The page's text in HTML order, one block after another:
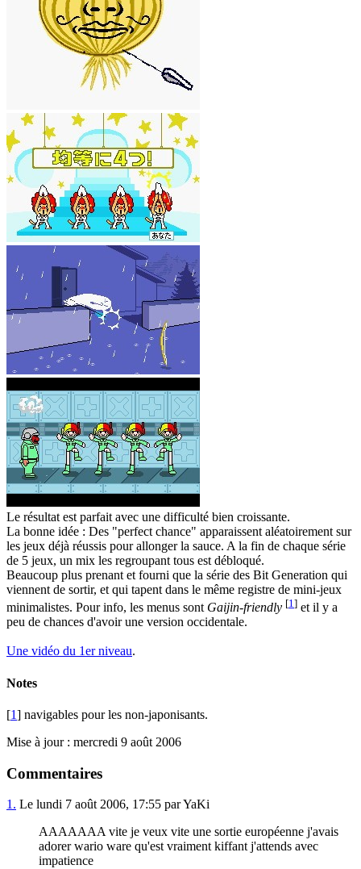
Le résultat est parfait avec une difficulté bien croissante.
La bonne idée : Des "perfect chance" apparaissent aléatoirement sur
les jeux déjà réussis pour allonger la sauce. A la fin de chaque série
de 5 jeux, un mix les regroupant tous est débloqué.
Beaucoup plus prenant et fourni que la série des Bit Generation qui
viennent de sortir, et qui tapent dans le même registre de mini-jeux
minimalistes. Pour info, les menus sont Gaijin-friendly [1] et il y a
peu de chances d'avoir une version occidentale.
Une vidéo du 1er niveau.
Notes
[1] navigables pour les non-japonisants.
Mise à jour : mercredi 9 août 2006
Commentaires
1. Le lundi 7 août 2006, 17:55 par YaKi
AAAAAAA vite je veux vite une sortie européenne j'avais
adorer wario ware qu'est vraiment kiffant j'attends avec
impatience